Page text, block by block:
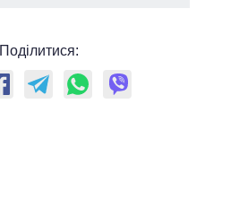
Поділитися: